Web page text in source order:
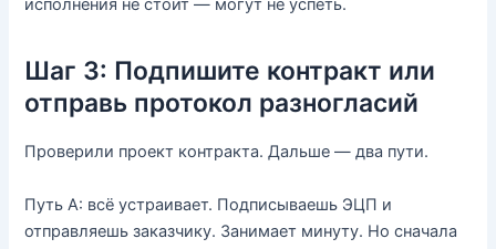
исполнения не стоит — могут не успеть.
Шаг 3: Подпишите контракт или
отправь протокол разногласий
Проверили проект контракта. Дальше — два пути.
Путь А: всё устраивает. Подписываешь ЭЦП и
отправляешь заказчику. Занимает минуту. Но сначала